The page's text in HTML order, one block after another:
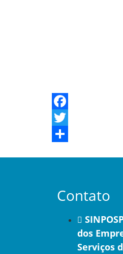
Facebook
Twitter
Contato
dos
Serviços